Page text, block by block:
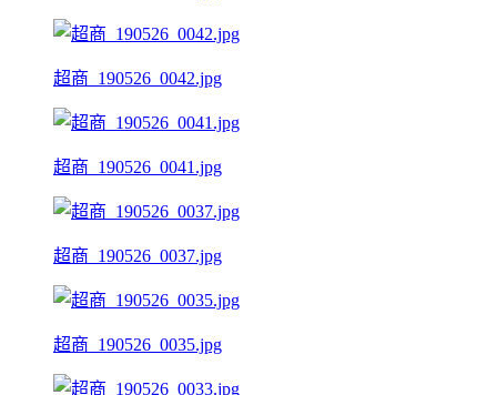
超商_190526_0042.jpg
超商_190526_0041.jpg
超商_190526_0037.jpg
超商_190526_0035.jpg